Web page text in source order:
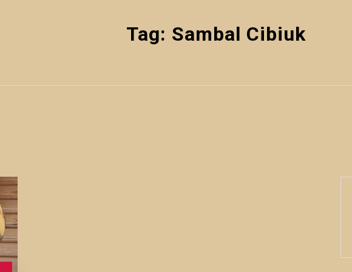
Tag: Sambal Cibiuk